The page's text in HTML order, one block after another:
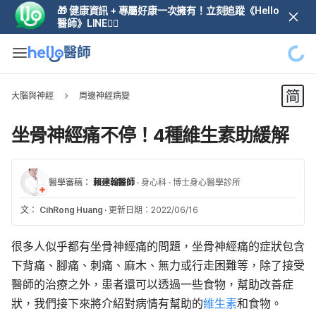
🎁 健康資訊 + 專屬好康一次擁有！立刻追蹤《Hello
醫師》LINE👆🏼
大腦與神經 周邊神經病變
坐骨神經痛不停！4種維生素助緩解
醫學審稿： 賴建翰醫師 · 身心科 · 博士身心醫學診所
文： CihRong Huang · 更新日期：2022/06/16
很多人似乎都有坐骨神經痛的問題，坐骨神經痛的症狀包含
下背痛、腳痛、刺痛、麻木、無力或行走困難等，除了接受
醫師的治療之外，患者還可以透過一些食物，幫助改善症
狀，我們接下來將介紹對病情有幫助的維生素和食物。